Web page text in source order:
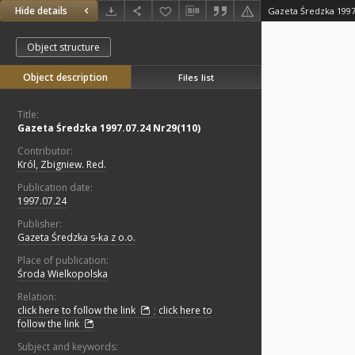
Hide details Gazeta Średzka
Object structure
Object description Files list
Title:
Gazeta Średzka 1997.07.24 Nr29(110)
Contributor:
Król, Zbigniew. Red.
Publication date:
1997.07.24
Publisher:
Gazeta Średzka s-ka z o.o.
Place of publication:
Środa Wielkopolska
Relation:
click here to follow the link
; click here to
follow the link
Subject and keywords: